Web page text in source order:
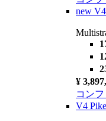
new
¥
コン
V4